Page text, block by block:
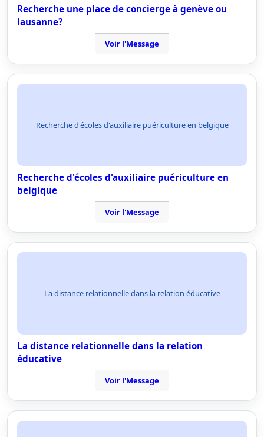
Recherche une place de concierge à genève ou
lausanne?
Voir l'Message
Recherche d'écoles d'auxiliaire puériculture en belgique
Recherche d'écoles d'auxiliaire puériculture en
belgique
Voir l'Message
La distance relationnelle dans la relation éducative
La distance relationnelle dans la relation
éducative
Voir l'Message